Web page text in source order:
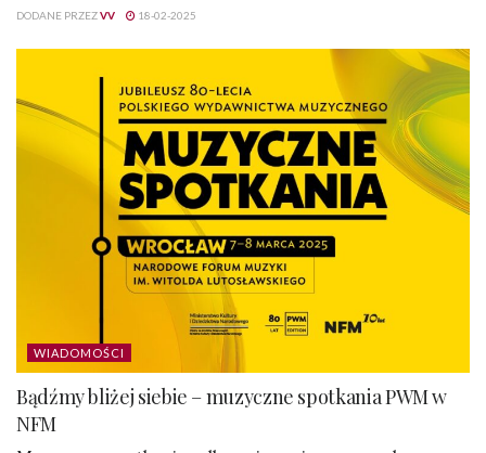
DODANE PRZEZVV 18-02-2025
WIADOMOŚCI
Bądźmy bliżej siebie – muzyczne spotkania PWM w
NFM